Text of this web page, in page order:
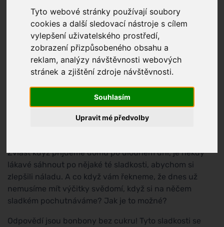
Tyto webové stránky používají soubory
cookies a další sledovací nástroje s cílem
vylepšení uživatelského prostředí,
zobrazení přizpůsobeného obsahu a
reklam, analýzy návštěvnosti webových
stránek a zjištění zdroje návštěvnosti.
Souhlasím
Upravit mé předvolby
Zvlášť když přijdeme domů po dlouhém dni, je někdy
lákavé sáhnout po nějaké té sladkosti, abychom si
zlepšili náladu. A co když vám řekneme, že dnes už
nemusíme mít výčitky svědomí, když si na něčem
sladkém pochutnáváme? Jak je to možné?
Odpovědí jsou bonbony bez cukru! Tyto sladkosti se